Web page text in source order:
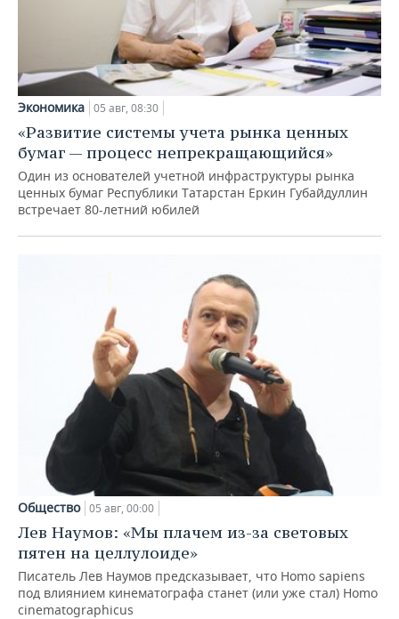
Экономика 05 авг, 08:30
«Развитие системы учета рынка ценных
бумаг — процесс непрекращающийся»
Один из основателей учетной инфраструктуры рынка
ценных бумаг Республики Татарстан Еркин Губайдуллин
встречает 80-летний юбилей
Общество 05 авг, 00:00
Лев Наумов: «Мы плачем из-за световых
пятен на целлулоиде»
Писатель Лев Наумов предсказывает, что Homo sapiens
под влиянием кинематографа станет (или уже стал) Homo
cinematographicus